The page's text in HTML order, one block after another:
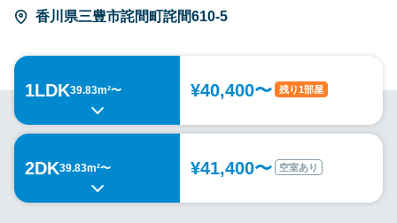
香川県三豊市詫間町詫間610-5
1LDK39.83m²〜 ¥40,400〜 残り1部屋
2DK39.83m²〜 ¥41,400〜 空室あり